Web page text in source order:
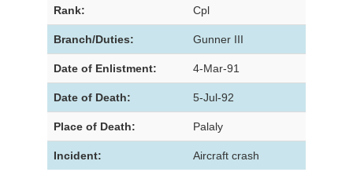
Rank: Cpl
Branch/Duties: Gunner III
Date of Enlistment: 4-Mar-91
Date of Death: 5-Jul-92
Place of Death: Palaly
Incident: Aircraft crash